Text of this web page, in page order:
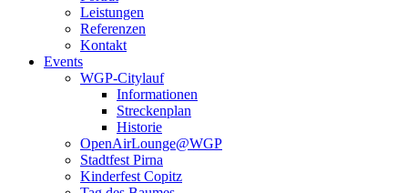
Leistungen
Referenzen
Kontakt
Events
WGP-Citylauf
Informationen
Streckenplan
Historie
OpenAirLounge@WGP
Stadtfest Pirna
Kinderfest Copitz